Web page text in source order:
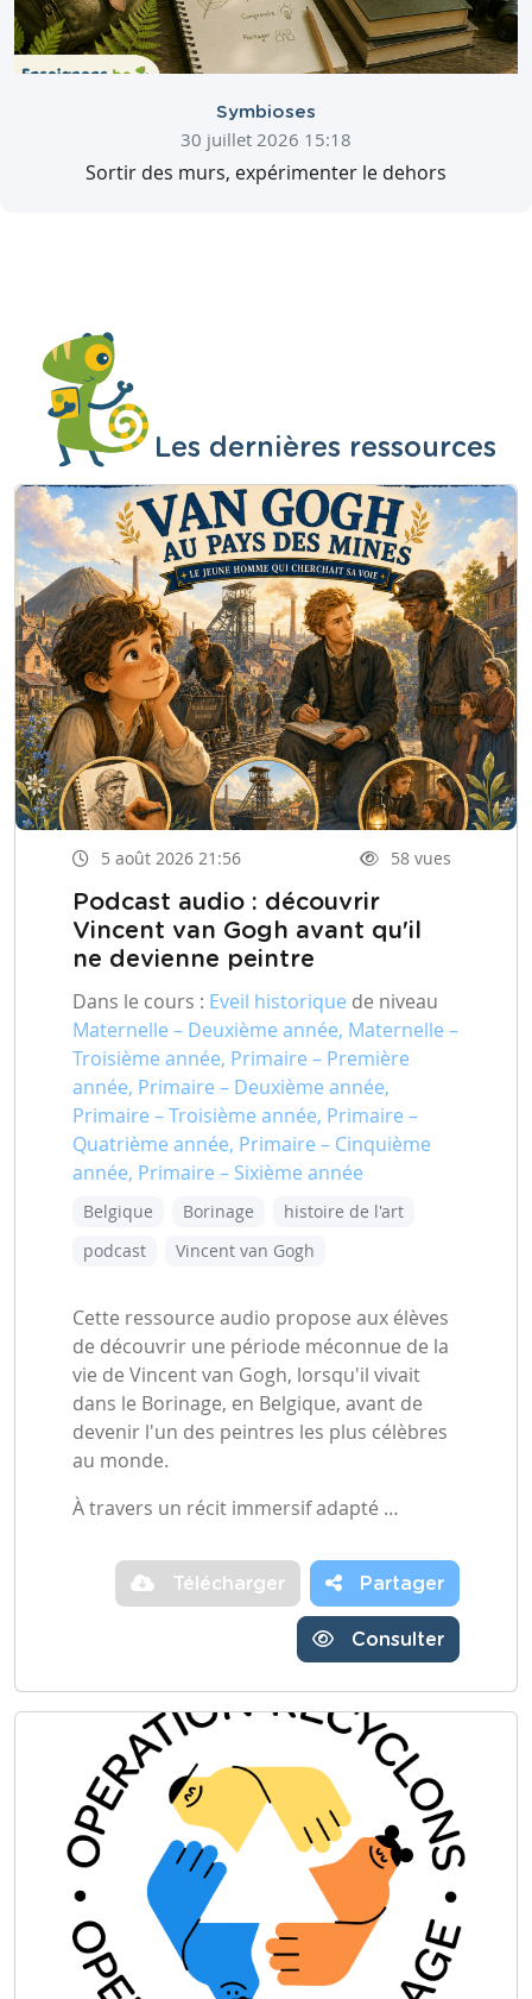
Symbioses
30 juillet 2026 15:18
Sortir des murs, expérimenter le dehors
Les dernières ressources
5 août 2026 21:56 58 vues
Podcast audio : découvrir
Vincent van Gogh avant qu'il
ne devienne peintre
Dans le cours : Eveil historique de niveau
Maternelle – Deuxième année, Maternelle –
Troisième année, Primaire – Première
année, Primaire – Deuxième année,
Primaire – Troisième année, Primaire –
Quatrième année, Primaire – Cinquième
année, Primaire – Sixième année
Belgique Borinage
histoire de l'art
podcast
Vincent van Gogh
Cette ressource audio propose aux élèves
de découvrir une période méconnue de la
vie de Vincent van Gogh, lorsqu'il vivait
dans le Borinage, en Belgique, avant de
devenir l'un des peintres les plus célèbres
au monde.
À travers un récit immersif adapté …
Télécharger Partager
Consulter